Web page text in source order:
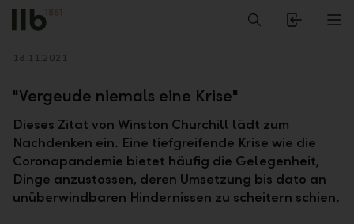
Alerts.Headline
Zurück
18.11.2021
"Vergeude niemals eine Krise"
Dieses Zitat von Winston Churchill lädt zum
Nachdenken ein. Eine tiefgreifende Krise wie die
Coronapandemie bietet häufig die Gelegenheit,
Dinge anzustossen, deren Umsetzung bis dato an
unüberwindbaren Hindernissen zu scheitern schien.